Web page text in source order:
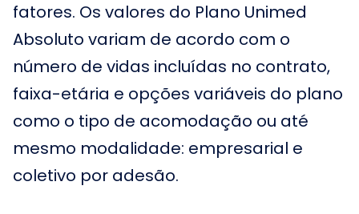
fatores. Os valores do Plano Unimed
Absoluto variam de acordo com o
número de vidas incluídas no contrato,
faixa-etária e opções variáveis do plano
como o tipo de acomodação ou até
mesmo modalidade: empresarial e
coletivo por adesão.